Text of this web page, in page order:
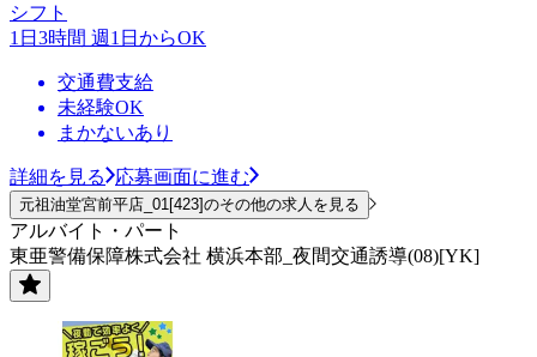
シフト
1日3時間 週1日からOK
交通費支給
未経験OK
まかないあり
詳細を見る 応募画面に進む
元祖油堂宮前平店_01[423]のその他の求人を見る
アルバイト・パート
東亜警備保障株式会社 横浜本部_夜間交通誘導(08)[YK]